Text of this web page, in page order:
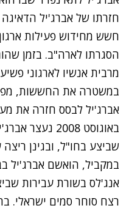
חזרתו של אברג'יל
חשש מחידוש פעילות
הסגרתו לארה"ב. בזמן
מרבית אנשיו לארגוני
במשטרה את החששות,
אברג'יל לבסס חזרה את
באוגוסט 2008
שביצע בחו"ל, ובגינן
במקביל, הואשם אברג'יל
אנג'לס בשורת עבירות
רצח סוחר סמים ישראלי.